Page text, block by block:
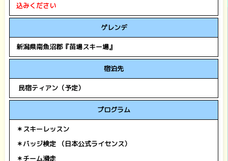
込みください
ゲレンデ
新潟県南魚沼郡『苗場スキー場』
宿泊先
民宿ティアン（予定）
プログラム
＊スキーレッスン
＊バッジ検定
（日本公式ライセンス）
＊チーム滑走